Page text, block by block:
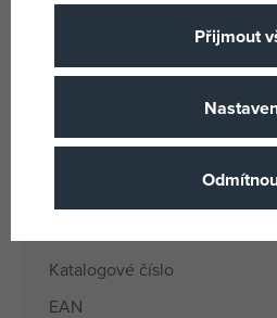
Země původu
Dodavatelské číslo
Výrobce / Dodavatel
Katalogové číslo
EAN
Přijmout